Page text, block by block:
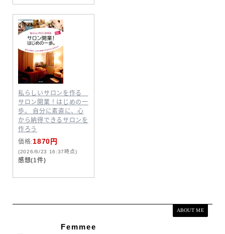
私らしいサロンを作る
サロン開業！はじめの一
歩。 自分に素直に、心
から納得できるサロンを
作ろう
価格:1870円
(2026/6/23 16:37時点)
感想(1件)
ABOUT ME
Femmee